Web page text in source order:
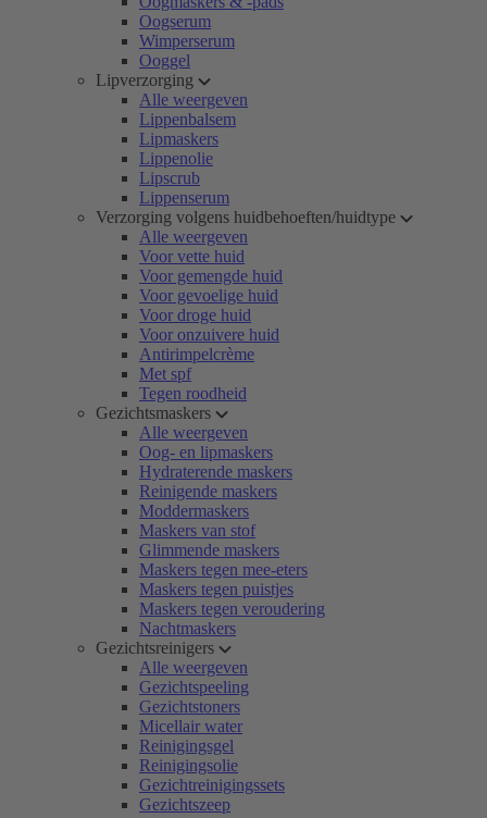
Oogserum
Wimperserum
Ooggel
Lipverzorging
Alle weergeven
Lippenbalsem
Lipmaskers
Lippenolie
Lipscrub
Lippenserum
Verzorging volgens huidbehoeften/huidtype
Alle weergeven
Voor vette huid
Voor gemengde huid
Voor gevoelige huid
Voor droge huid
Voor onzuivere huid
Antirimpelcrème
Met spf
Tegen roodheid
Gezichtsmaskers
Alle weergeven
Oog- en lipmaskers
Hydraterende maskers
Reinigende maskers
Moddermaskers
Maskers van stof
Glimmende maskers
Maskers tegen mee-eters
Maskers tegen puistjes
Maskers tegen veroudering
Nachtmaskers
Gezichtsreinigers
Alle weergeven
Gezichtspeeling
Gezichtstoners
Micellair water
Reinigingsgel
Reinigingsolie
Gezichtreinigingssets
Gezichtszeep